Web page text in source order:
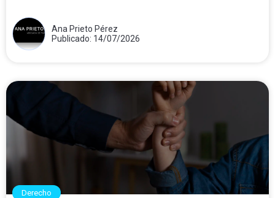
Ana Prieto Pérez
Publicado: 14/07/2026
Derecho